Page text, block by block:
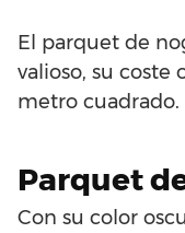
El parquet de
valioso, su coste
metro cuadrado.
Parquet
Con su color